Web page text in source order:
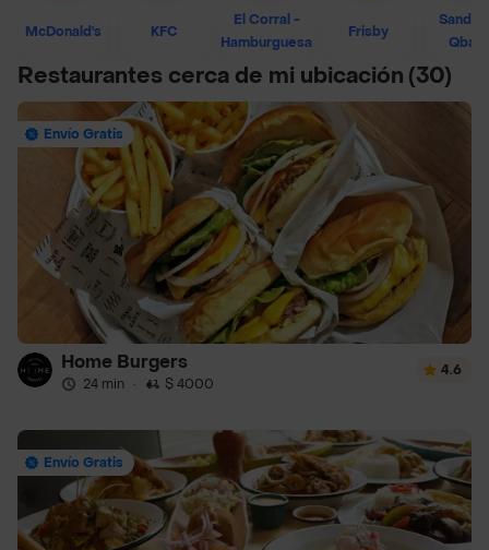
McDonald's KFC
El Corral -
Hamburguesa
Frisby
Restaurantes cerca de mi ubicación (30)
Envío Gratis
Home Burgers
24 min · $ 4000
4.6
Envío Gratis